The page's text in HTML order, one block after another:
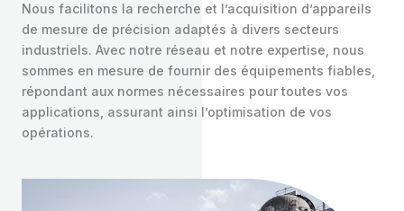
Nous facilitons la recherche et l’acquisition d’appareils
de mesure de précision adaptés à divers secteurs
industriels. Avec notre réseau et notre expertise, nous
sommes en mesure de fournir des équipements fiables,
répondant aux normes nécessaires pour toutes vos
applications, assurant ainsi l’optimisation de vos
opérations.